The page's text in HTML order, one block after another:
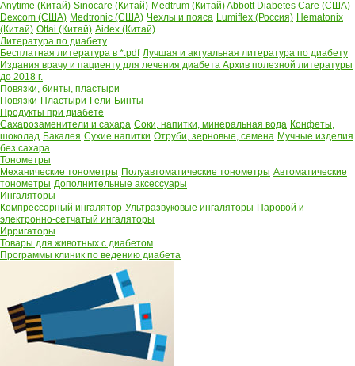
Anytime (Китай) Sinocare (Китай) Medtrum (Китай)Abbott Diabetes Care (США)
Dexcom (США) Medtronic (США) Чехлы и пояса Lumiflex (Россия) Hematonix
(Китай) Ottai (Китай) Aidex (Китай)
Литература по диабету
Бесплатная литература в *.pdf Лучшая и актуальная литература по диабету
Издания врачу и пациенту для лечения диабета Архив полезной литературы
до 2018 г.
Повязки, бинты, пластыри
Повязки Пластыри Гели Бинты
Продукты при диабете
Сахарозаменители и сахара Соки, напитки, минеральная вода Конфеты,
шоколад Бакалея Сухие напитки Отруби, зерновые, семена Мучные изделия
без сахара
Тонометры
Механические тонометры Полуавтоматические тонометры Автоматические
тонометры Дополнительные аксессуары
Ингаляторы
Компрессорный ингалятор Ультразвуковые ингаляторы Паровой и
электронно-сетчатый ингаляторы
Ирригаторы
Товары для животных с диабетом
Программы клиник по ведению диабета